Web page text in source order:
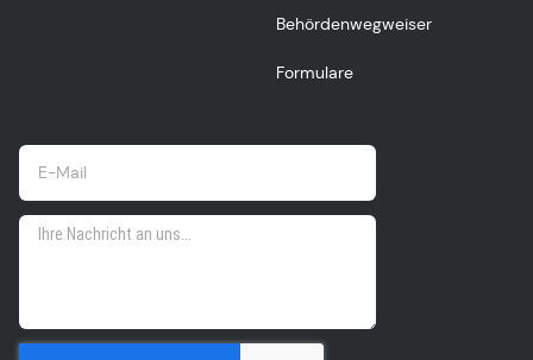
Behördenwegweiser
Formulare